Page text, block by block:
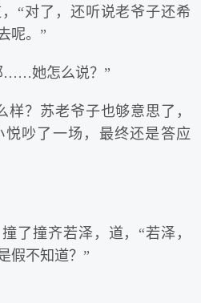
“对了，还听说老爷子还希
呢。”
……她怎么说？”
样？苏老爷子也够意思了，
吵了一场，最终还是答应
了撞齐若泽，道，“若泽，
假不知道？”